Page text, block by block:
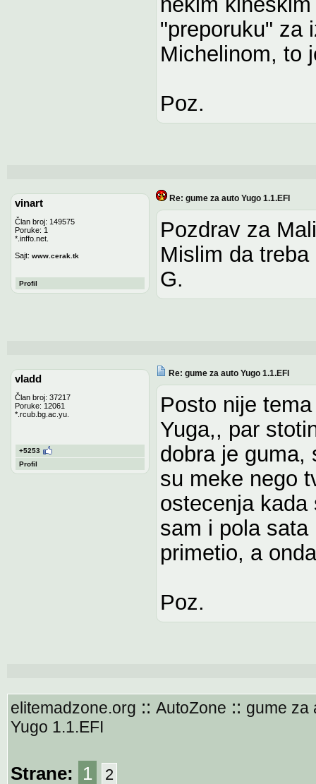
"preporuku" za
Michelinom, to
Poz.
vinart
Član broj: 149575
Poruke: 1
*.inffo.net.
Sajt: www.cerak.tk
Profil
Re: gume za auto Yugo 1.1.EFI
Pozdrav za
Mislim da
G.
vladd
Član broj: 37217
Poruke: 12061
*.rcub.bg.ac.yu.
+5253
Profil
Re: gume za auto Yugo 1.1.EFI
Posto nije
Yuga,, par
dobra je guma,
su meke nego
ostecenja kada
sam i pola
primetio, a
Poz.
elitemadzone.org :: AutoZone :: gume za
Yugo 1.1.EFI
Strane: 1 2